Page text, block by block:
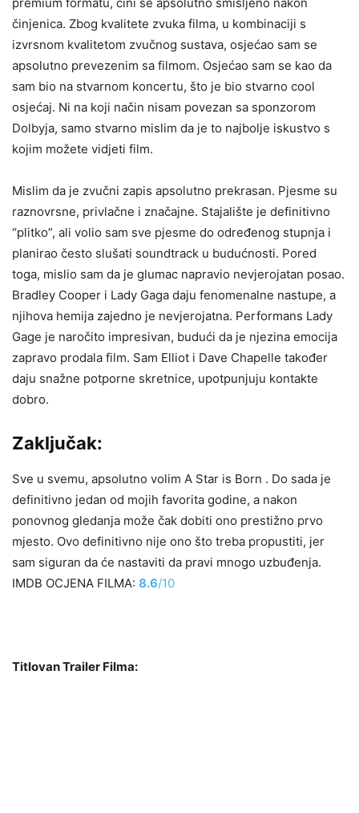
činjenica. Zbog kvalitete zvuka filma, u kombinaciji s
izvrsnom kvalitetom zvučnog sustava, osjećao sam se
apsolutno prevezenim sa filmom. Osjećao sam se kao da
sam bio na stvarnom koncertu, što je bio stvarno cool
osjećaj. Ni na koji način nisam povezan sa sponzorom
Dolbyja, samo stvarno mislim da je to najbolje iskustvo s
kojim možete vidjeti film.
Mislim da je zvučni zapis apsolutno prekrasan. Pjesme su
raznovrsne, privlačne i značajne. Stajalište je definitivno
“plitko”, ali volio sam sve pjesme do određenog stupnja i
planirao često slušati soundtrack u budućnosti. Pored
toga, mislio sam da je glumac napravio nevjerojatan posao.
Bradley Cooper i Lady Gaga daju fenomenalne nastupe, a
njihova hemija zajedno je nevjerojatna. Performans Lady
Gage je naročito impresivan, budući da je njezina emocija
zapravo prodala film. Sam Elliot i Dave Chapelle također
daju snažne potporne skretnice, upotpunjuju kontakte
dobro.
Zaključak:
Sve u svemu, apsolutno volim A Star is Born . Do sada je
definitivno jedan od mojih favorita godine, a nakon
ponovnog gledanja može čak dobiti ono prestižno prvo
mjesto. Ovo definitivno nije ono što treba propustiti, jer
sam siguran da će nastaviti da pravi mnogo uzbuđenja.
IMDB OCJENA FILMA: 8.6/10
Titlovan Trailer Filma: